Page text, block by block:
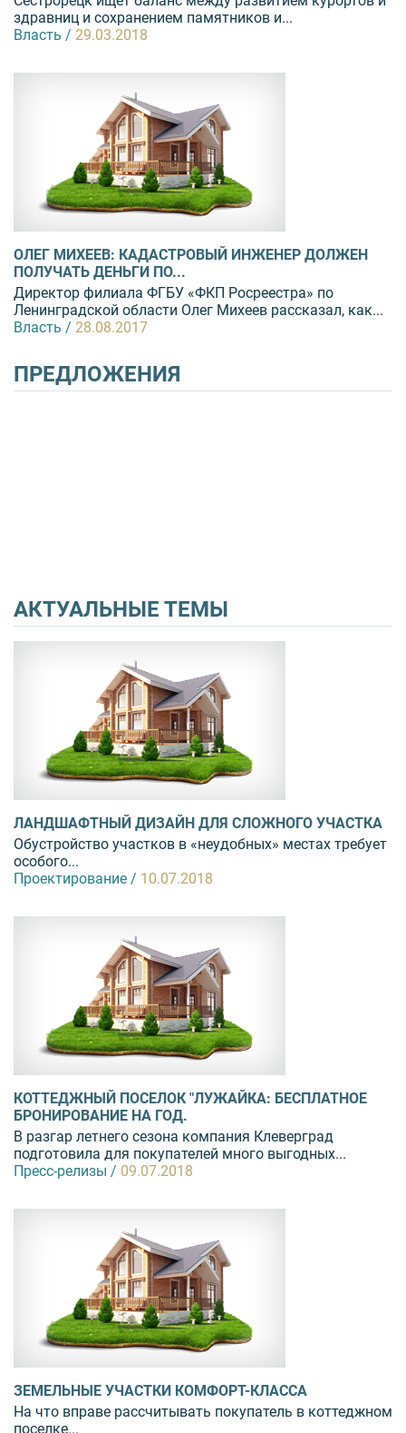
здравниц и сохранением памятников и...
Власть / 29.03.2018
ОЛЕГ МИХЕЕВ: КАДАСТРОВЫЙ ИНЖЕНЕР ДОЛЖЕН
ПОЛУЧАТЬ ДЕНЬГИ ПО...
Директор филиала ФГБУ «ФКП Росреестра» по
Ленинградской области Олег Михеев рассказал, как...
Власть / 28.08.2017
ПРЕДЛОЖЕНИЯ
АКТУАЛЬНЫЕ ТЕМЫ
ЛАНДШАФТНЫЙ ДИЗАЙН ДЛЯ СЛОЖНОГО УЧАСТКА
Обустройство участков в «неудобных» местах требует
особого...
Проектирование / 10.07.2018
КОТТЕДЖНЫЙ ПОСЕЛОК "ЛУЖАЙКА: БЕСПЛАТНОЕ
БРОНИРОВАНИЕ НА ГОД.
В разгар летнего сезона компания Клеверград
подготовила для покупателей много выгодных...
Пресс-релизы / 09.07.2018
ЗЕМЕЛЬНЫЕ УЧАСТКИ КОМФОРТ-КЛАССА
На что вправе рассчитывать покупатель в коттеджном
поселке...